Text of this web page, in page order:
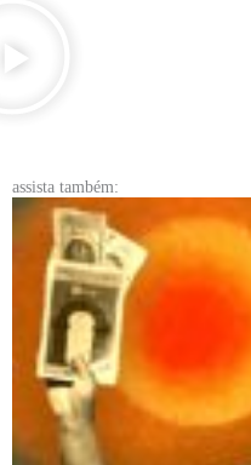
assista também: